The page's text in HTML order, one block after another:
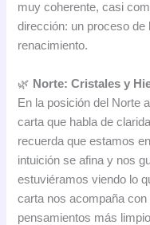
muy coherente, casi
dirección: un proceso
renacimiento.
🌿 Norte: Cristales y
En la posición del Norte
carta que habla de
recuerda que estamos
intuición se afina y nos
estuviéramos viendo lo
carta nos acompaña
pensamientos más